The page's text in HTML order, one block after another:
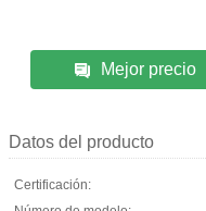
Mejor precio
Datos del producto
Certificación: